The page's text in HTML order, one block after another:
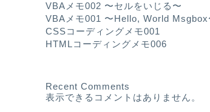
VBAメモ002 〜セルをいじる〜
VBAメモ001 〜Hello, World Msgbox
CSSコーディングメモ001
HTMLコーディングメモ006
Recent Comments
表示できるコメントはありません。